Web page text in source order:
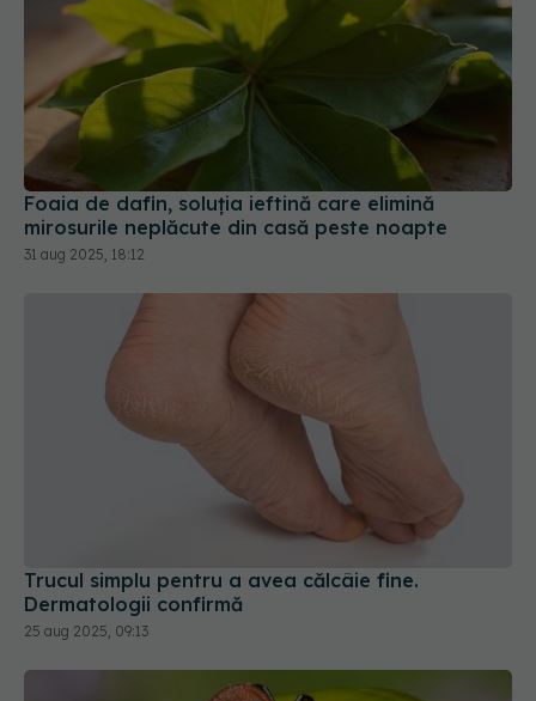
Foaia de dafin, soluția ieftină care elimină
mirosurile neplăcute din casă peste noapte
31 aug 2025, 18:12
Trucul simplu pentru a avea călcâie fine.
Dermatologii confirmă